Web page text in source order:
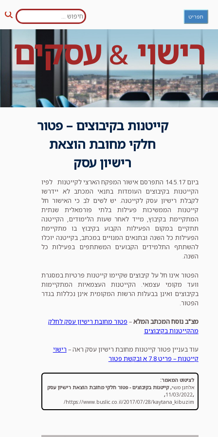
Skip
content
חפש: תפריט
רישוי&עסקים
קייטנות בקיבוצים – פטור
חלקי מחובת הוצאת
רישיון עסק
ביום 14.5.17 התפרסם אישור המפקח הארצי לקייטנות לפיו
הקייטנות בקיבוצים העומדות בתנאי המכתב לא יידרשו
לקבלת רישיון עסק לקייטנה. יש לשים לב כי האישור חל
קייטנות הממשיכות פעילות בלתי פורמאלית שנתית
המתקיימת בקיבוץ, מייד לאחר שעות הלימודים, הקייטנה
תתקיים במקום הפעילות הקבוע בקיבוץ בו מתקיימת
הפעילות כל השנה ובתנאים המנויים במכתב, בקייטנה יוכלו
להשתתף התלמידים הקבועים המשתתפים בפעילות כל
השנה.
הפטור אינו חל על קיבוצים שקיימו קייטנות פרטיות במסגרת
וועד מקומי עצמאי. הקייטנות העצמאיות המתקיימות
בקיבוצים ואינן בבעלות הרשות המקומית אינן נכללות בגדר
הפטור.
מצ"ב נוסח המכתב המלא– פטור מחובת רישיון עסק לחלק
מהקייטנות בקיבוצים
עוד בעניין פטור קייטנות מחובת רישיון עסק ראה – רישוי
קייטנות – פריט 7.8 א ובקשת פטור
לציטוט המאמר:
אלחנן משי,קייטנות בקיבוצים - פטור חלקי מחובת הוצאת רישיון עסק
,
11/03/2022
,
https://www.buslic.co.il/2017/07/28/kaytana_kibuzim/